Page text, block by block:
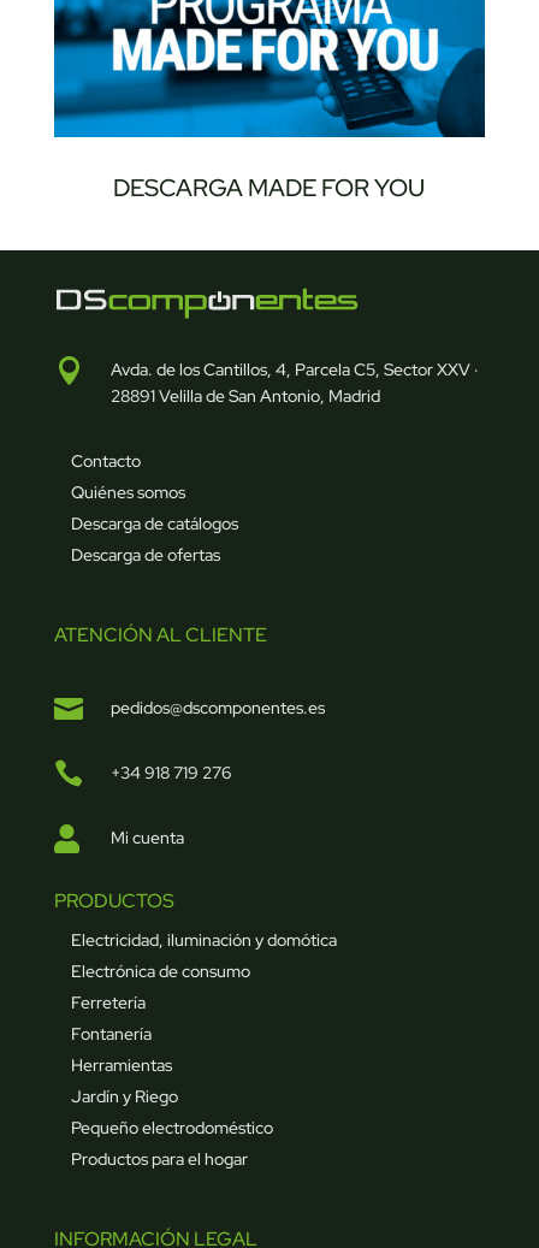
DESCARGA MADE FOR YOU

Avda. de los Cantillos, 4, Parcela C5, Sector XXV ·
28891 Velilla de San Antonio, Madrid
Contacto
Quiénes somos
Descarga de catálogos
Descarga de ofertas
ATENCIÓN AL CLIENTE
 pedidos@dscomponentes.es
 +34 918 719 276
 Mi cuenta
PRODUCTOS
Electricidad, iluminación y domótica
Electrónica de consumo
Ferretería
Fontanería
Herramientas
Jardín y Riego
Pequeño electrodoméstico
Productos para el hogar
INFORMACIÓN LEGAL